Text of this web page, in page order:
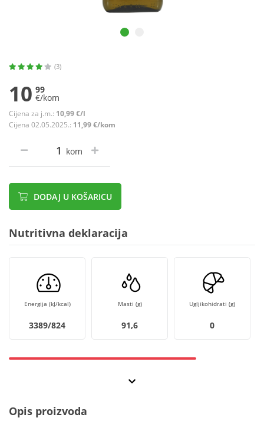
(3)
10 99
€/kom
Cijena za j.m.: 10,99 €/l
Cijena 02.05.2025.: 11,99 €/kom
kom
DODAJ U KOŠARICU
Nutritivna deklaracija
Energija (kJ/kcal)
3389/824
Masti (g)
91,6
Ugljikohidrati (g)
0
Opis proizvoda